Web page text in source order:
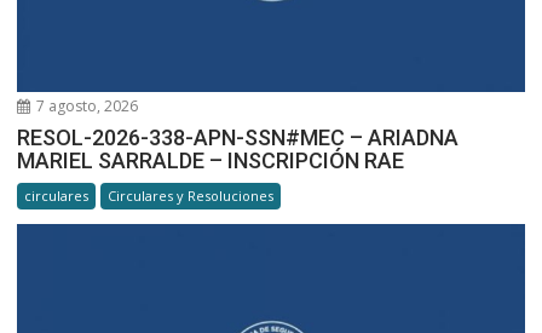
7 agosto, 2026
RESOL-2026-338-APN-SSN#MEC – ARIADNA
MARIEL SARRALDE – INSCRIPCIÓN RAE
circulares Circulares y Resoluciones